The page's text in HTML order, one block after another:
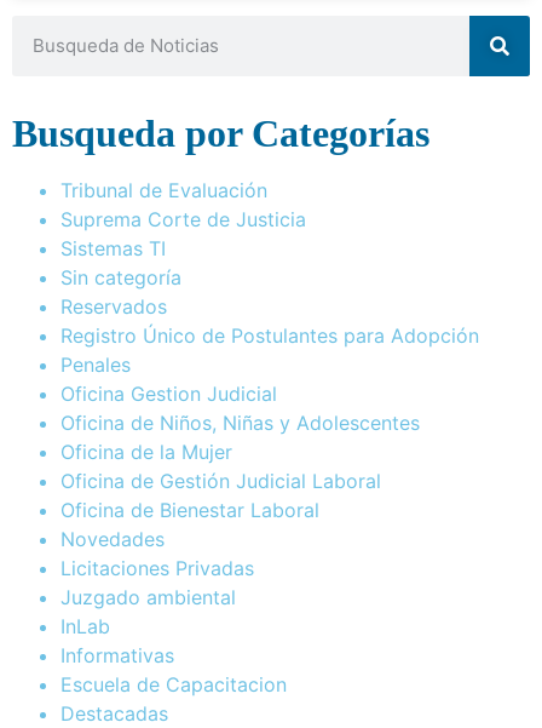
Busqueda por Categorías
Tribunal de Evaluación
Suprema Corte de Justicia
Sistemas TI
Sin categoría
Reservados
Registro Único de Postulantes para Adopción
Penales
Oficina Gestion Judicial
Oficina de Niños, Niñas y Adolescentes
Oficina de la Mujer
Oficina de Gestión Judicial Laboral
Oficina de Bienestar Laboral
Novedades
Licitaciones Privadas
Juzgado ambiental
InLab
Informativas
Escuela de Capacitacion
Destacadas